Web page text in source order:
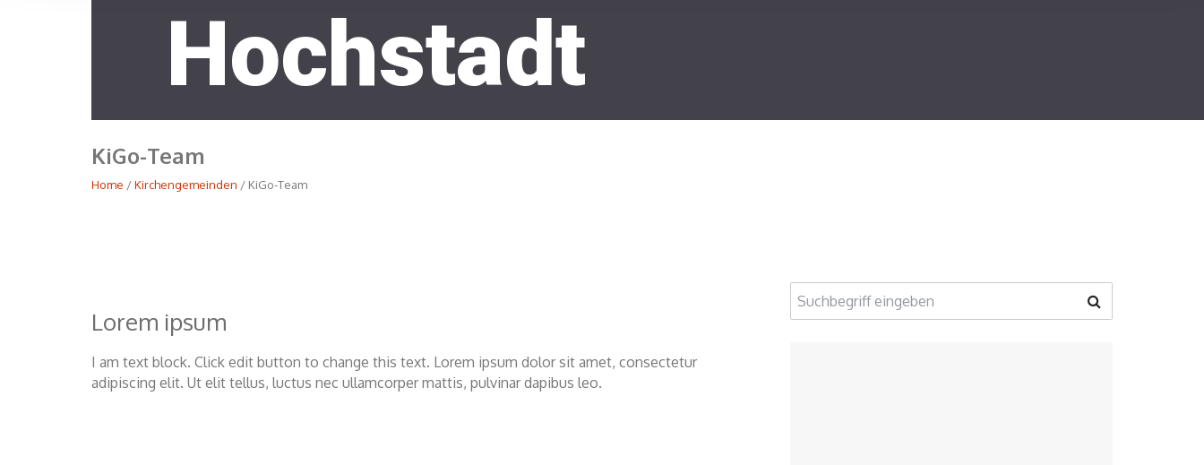
Hochstadt
KiGo-Team
Home /Kirchengemeinden / KiGo-Team
Lorem ipsum
I am text block. Click edit button to change this text. Lorem ipsum dolor sit amet, consectetur
adipiscing elit. Ut elit tellus, luctus nec ullamcorper mattis, pulvinar dapibus leo.